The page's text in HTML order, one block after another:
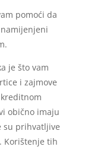
pomoći da
je što vam
i zajmove
obično imaju
su prihvatljive
Korištenje tih